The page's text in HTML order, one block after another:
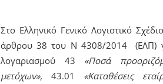
Στο Ελληνικό Γενικό Λογιστικό
άρθρου 38 του Ν 4308/2014 (ΕΛΠ)
λογαριασμού 43 «Ποσά
μετόχων», 43.01 «Καταθέσεις